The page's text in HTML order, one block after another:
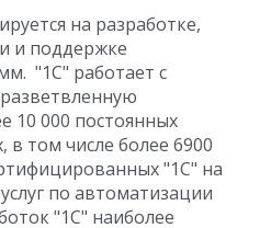
на разработке,
и поддержке
"1С" работает с
10 000 постоянных
в том числе более 6900
"1С" на
по автоматизации
"1С" наиболее